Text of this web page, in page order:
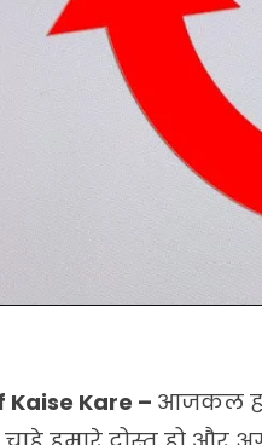
Kare – आजकल हर